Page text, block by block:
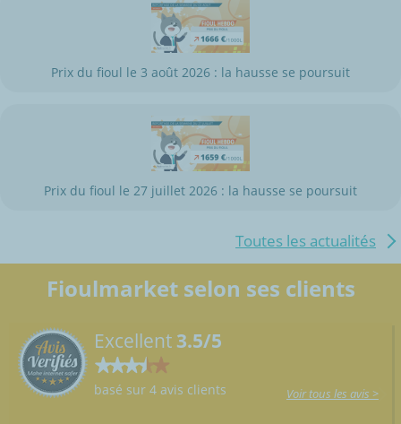
Prix du fioul le 3 août 2026 : la hausse se poursuit
Prix du fioul le 27 juillet 2026 : la hausse se poursuit
Toutes les actualités
Fioulmarket selon ses clients
Excellent 3.5/5
basé sur 4 avis clients Voir tous les avis >